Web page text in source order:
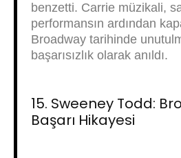
benzetti. Carrie müzikali,
performansın ardından
Broadway tarihinde
başarısızlık olarak anıldı.
15. Sweeney Todd:
Başarı Hikayesi